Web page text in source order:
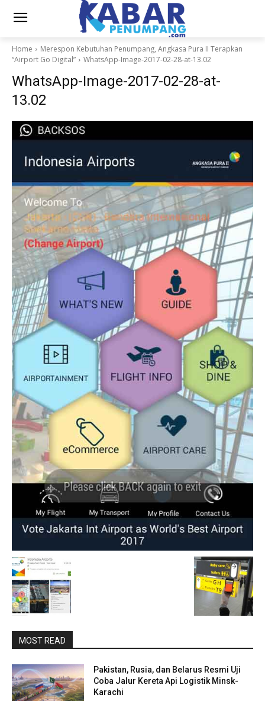
Home
Merespon Kebutuhan Penumpang, Angkasa Pura II Terapkan
“Airport Go Digital”
WhatsApp-Image-2017-02-28-at-13.02
WhatsApp-Image-2017-02-28-at-
13.02
MOST READ
Pakistan, Rusia, dan Belarus Resmi Uji
Coba Jalur Kereta Api Logistik Minsk-
Karachi